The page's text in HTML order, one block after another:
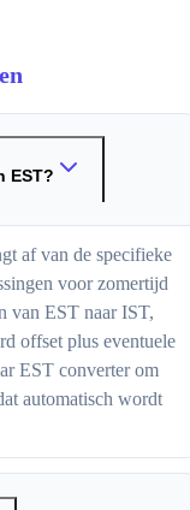
EST?
af van de specifieke
voor zomertijd
van EST naar IST,
offset plus eventuele
EST converter om
automatisch wordt